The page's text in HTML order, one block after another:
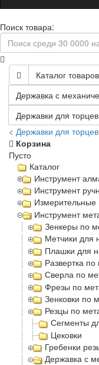
Поиск товара:
Каталог товаров
Державка с
Державки для
< Державки для
Корзина
Пусто
Каталог
Инструмент
Инструмент
Измерительные
Инструмент
Зенкеры по
Метчики для
Плашки для
Развертка по
Сверла по
Фрезы по
Зенковки по
Резцы по
Сегменты
Цековки
Гребенки
Державка с